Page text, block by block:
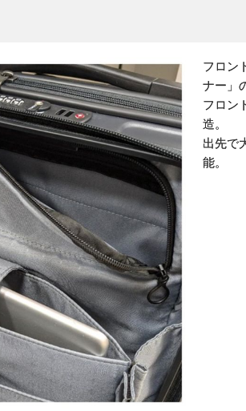
フロン
ナー」
フロン
造。
出先で
能。